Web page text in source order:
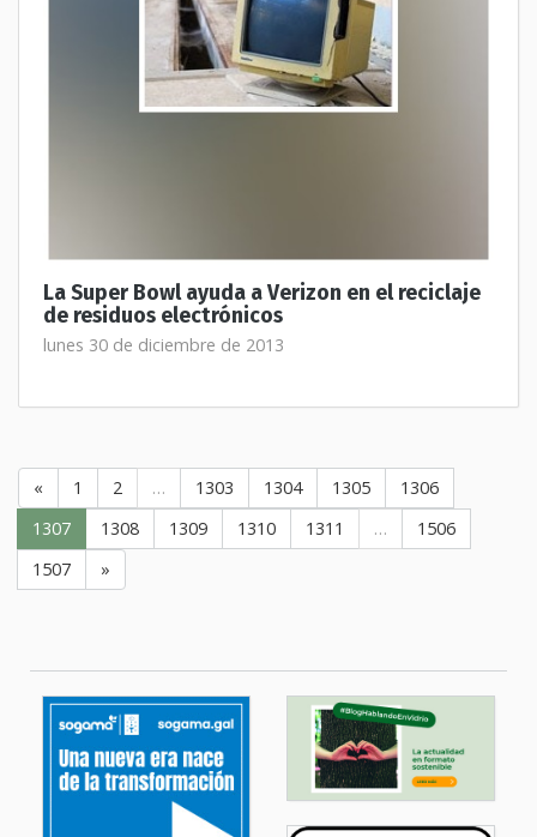
La Super Bowl ayuda a Verizon en el reciclaje
de residuos electrónicos
lunes 30 de diciembre de 2013
« 1 2 … 1303 1304 1305
1306
1307
1308 1309 1310 1311 …
1506
1507
»